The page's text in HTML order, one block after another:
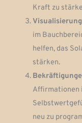
Kraft zu
im
helfen, das
stärken.
Affirmationen
neu zu